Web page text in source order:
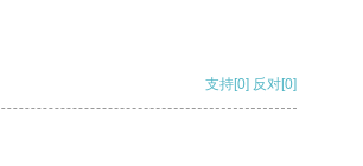
支持[0] 反对[0]